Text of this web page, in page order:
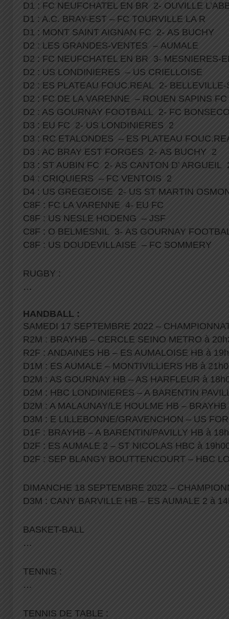
D1 : FC NEUFCHATEL EN BR 2- OUVILLE
D1 : A.C. BRAY-EST – FC TOURVILLE LA R
D1 : MONT SAINT AIGNAN FC 2- AS BUCHY
D2 : LES GRANDES-VENTES – AUMALE
D2 : FC NEUFCHATEL EN BR 3- MESNIERES-
D2 : US LONDINIERES – US CRIELLOISE
D2 : ES PLATEAU FOUC.REAL 2-
D2 : FC DE LA VARENNE – ROUEN SAPINS
D2 : AS GOURNAY FOOTBALL 2- FC
D3 : EU FC 2- US LONDINIERES 2
D3 : RC ETALONDES – ES PLATEAU
D3 : AC BRAY EST FORGES 2- AS BUCHY 2
D3 : ST AUBIN FC 2- AS CANTON D’ ARGUEIL
D4 : CRIQUIERS – FC VENTOIS 2
D4 : US GREGEOISE 2- US ST MARTIN
C8F : FC LA VARENNE 4- EU FC
C8F : US NESLE HODENG – JSF
C8F : O BELMESNIL 3- AS GOURNAY
C8F : US DOUDEVILLAISE – FC SOMMERY
RUGBY :
…
HANDBALL :
SAMEDI 17 SEPTEMBRE 2022 –
R2M : BRAYHB – CERCLE SEINO METRO à
R2F : ANDAINES HB – ES AUMALOISE HB à
D1M : ES AUMALE – MONTIVILLIERS HB à
D2M : AS GOURNAY HB – AS HARFLEUR à
D2M : HBC LONDINIERES – A BARENTIN
D2M : A MALAUNAY/LE HOULME HB –
D3M : E LILLEBONNE/GRAVENCHON – US
D1F : BRAYHB – A BARENTIN/PAVILLY HB à
D2F : ES AUMALE 2 – ST NICOLAS HBC à
D2F : SEP BLANGY BOUTTENCOURT – HBC
DIMANCHE 18 SEPTEMBRE 2022 –
D3M : CANY BARVILLE HB – ES AUMALE 2 à
BASKET-BALL
…
TENNIS :
…
TENNIS DE TABLE :